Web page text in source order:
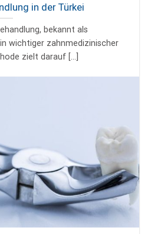
in der Türkei
bekannt als
wichtiger zahnmedizinischer
zielt darauf [...]